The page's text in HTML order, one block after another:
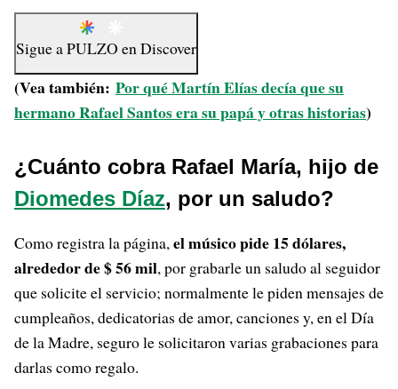
Sigue aPULZO enDiscover
(Vea también: Por qué Martín Elías decía que su
hermano Rafael Santos era su papá y otras historias)
¿Cuánto cobra Rafael María, hijo de
Diomedes Díaz, por un saludo?
Como registra la página,el músico pide 15 dólares,
alrededor de $ 56 mil, por grabarle un saludo al seguidor
que solicite el servicio; normalmente le piden mensajes de
cumpleaños, dedicatorias de amor, canciones y, en el Día
de la Madre, seguro le solicitaron varias grabaciones para
darlas como regalo.